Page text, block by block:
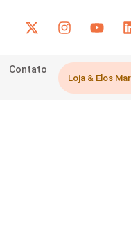
Contato
Loja & Elos